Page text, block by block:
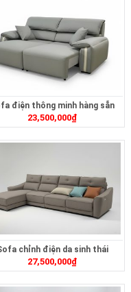
điện thông minh hàng sẵn
ZT2616B
23,500,000₫
chỉnh điện da sinh thái
ZT2624
27,500,000₫